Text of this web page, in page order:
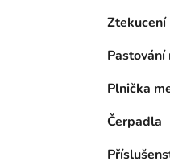
Ztekucení
Pastování
Plnička
Čerpadla